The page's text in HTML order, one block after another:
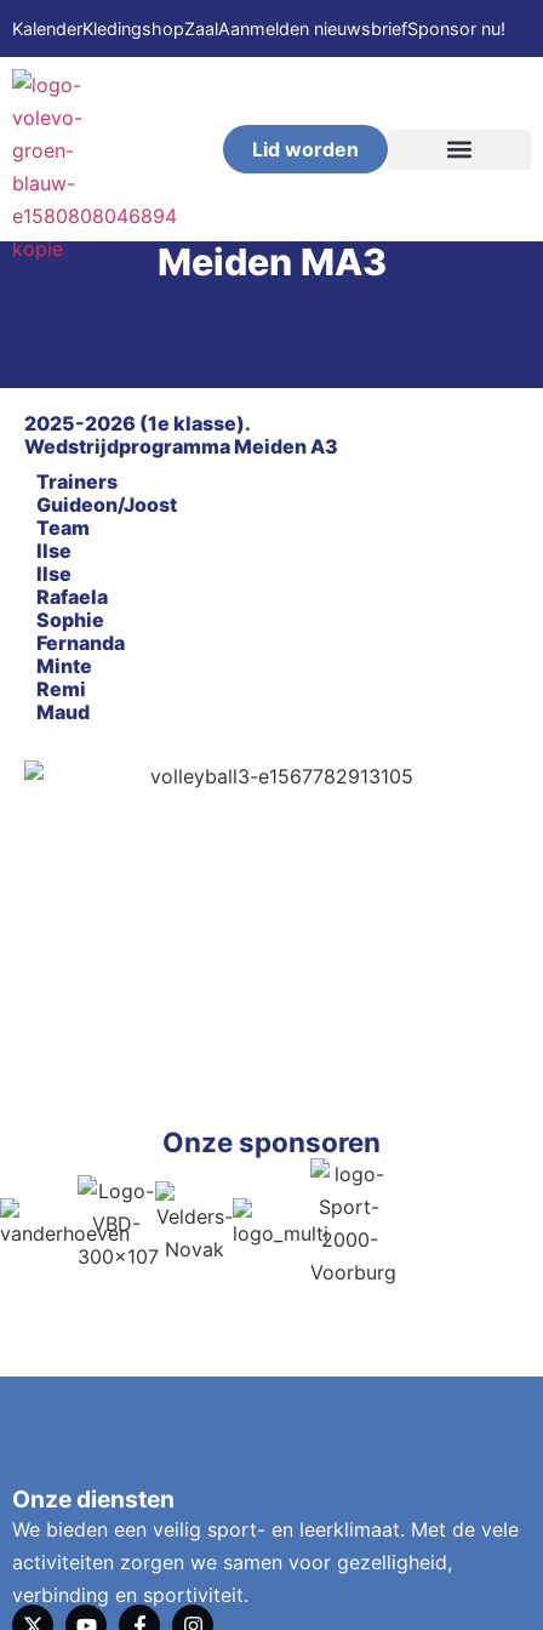
KalenderKledingshopZaalAanmelden nieuwsbriefSponsor nu!
Lid worden
Meiden MA3
2025-2026 (1e klasse).
Wedstrijdprogramma Meiden A3
Trainers
Guideon/Joost
Team
Ilse
Ilse
Rafaela
Sophie
Fernanda
Minte
Remi
Maud
Onze sponsoren
Onze diensten
We bieden een veilig sport- en leerklimaat. Met de vele
activiteiten zorgen we samen voor gezelligheid,
verbinding en sportiviteit.